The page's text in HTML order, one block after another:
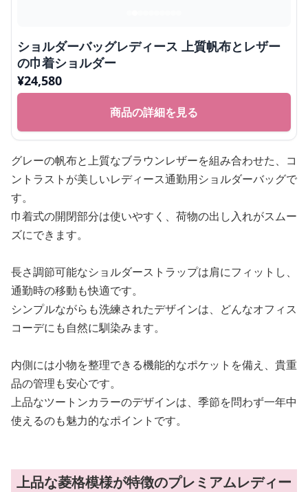
ショルダーバッグレディース 上質帆布とレザー
の巾着ショルダー
¥24,580
商品の詳細を見る
グレーの帆布と上質なブラウンレザーを組み合わせた、コ
ントラストが美しいレディース通勤用ショルダーバッグで
す。
巾着式の開閉部分は使いやすく、荷物の出し入れがスムー
ズにできます。
長さ調節可能なショルダーストラップは肩にフィットし、
通勤時の移動も快適です。
シンプルながらも洗練されたデザインは、どんなオフィス
コーデにも自然に馴染みます。
内側には小物を整理できる機能的なポケットを備え、貴重
品の管理も安心です。
上品なツートンカラーのデザインは、季節を問わず一年中
使えるのも魅力的なポイントです。
上品な菱格模様が特徴のプレミアムレディー